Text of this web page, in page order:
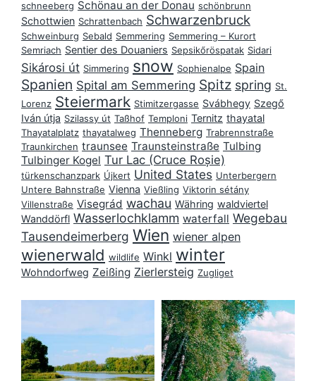
schneeberg Schönau an der Donau schönbrunn
Schottwien Schrattenbach Schwarzenbruck
Schweinburg Sebald Semmering Semmering – Kurort
Semriach Sentier des Douaniers Sepsikőröspatak Sidari
Sikárosi út Simmering snow Sophienalpe Spain
Spanien Spital am Semmering Spitz spring St.
Lorenz Steiermark Stimitzergasse Svábhegy Szegő
Iván útja Szilassy út Taßhof Temploni Ternitz thayatal
Thayatalplatz thayatalweg Thenneberg Trabrennstraße
Traunkirchen traunsee Traunsteinstraße Tulbing
Tulbinger Kogel Tur Lac (Cruce Roșie)
türkenschanzpark Újkert United States Unterbergern
Untere Bahnstraße Vienna Vießling Viktorin sétány
Villenstraße Visegrád wachau Währing waldviertel
Wanddörfl Wasserlochklamm waterfall Wegebau
Tausendeimerberg Wien wiener alpen
wienerwald wildlife Winkl winter
Wohndorfweg Zeißing Zierlersteig Zugliget